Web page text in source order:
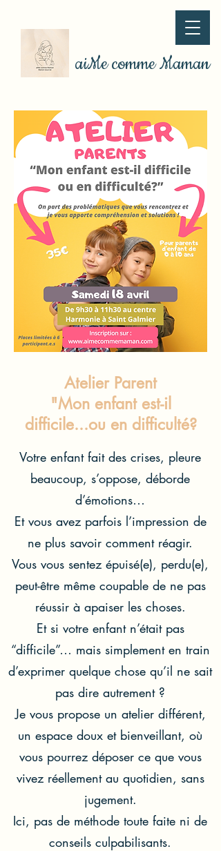
aiMe comme Maman
Atelier Parent
"Mon enfant est-il
difficile...ou en difficulté?
Votre enfant fait des crises, pleure
beaucoup, s’oppose, déborde
d’émotions…
Et vous avez parfois l’impression de
ne plus savoir comment réagir.
Vous vous sentez épuisé(e), perdu(e),
peut-être même coupable de ne pas
réussir à apaiser les choses.
Et si votre enfant n’était pas
“difficile”… mais simplement en train
d’exprimer quelque chose qu’il ne sait
pas dire autrement ?
Je vous propose un atelier différent,
un espace doux et bienveillant, où
vous pourrez déposer ce que vous
vivez réellement au quotidien, sans
jugement.
Ici, pas de méthode toute faite ni de
conseils culpabilisants.